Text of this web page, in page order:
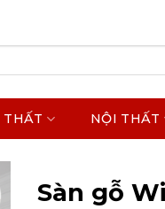
THẤT NỘI THẤT
Sàn gỗ